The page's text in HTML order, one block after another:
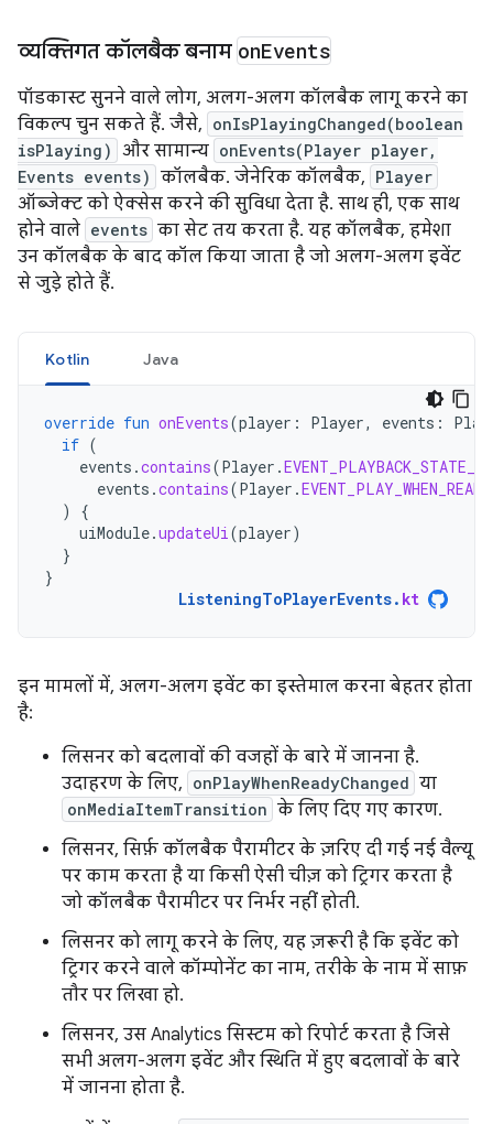
व्यक्तिगत कॉलबैक बनाम onEvents
पॉडकास्ट सुनने वाले लोग, अलग-अलग कॉलबैक लागू करने का
विकल्प चुन सकते हैं. जैसे, onIsPlayingChanged(boolean
isPlaying) और सामान्य onEvents(Player player,
Events events) कॉलबैक. जेनेरिक कॉलबैक, Player
ऑब्जेक्ट को ऐक्सेस करने की सुविधा देता है. साथ ही, एक साथ
होने वाले events का सेट तय करता है. यह कॉलबैक, हमेशा
उन कॉलबैक के बाद कॉल किया जाता है जो अलग-अलग इवेंट
से जुड़े होते हैं.
Kotlin Java
override fun onEvents(player : Player, events :
if (
events .contains(Player .
events .contains(Player .
)
{
uiModule.updateUi(player)
}
}
ListeningToPlayerEvents. kt
इन मामलों में, अलग-अलग इवेंट का इस्तेमाल करना बेहतर होता
है:
लिसनर को बदलावों की वजहों के बारे में जानना है.
उदाहरण के लिए, onPlayWhenReadyChanged या
onMediaItemTransition के लिए दिए गए कारण.
लिसनर, सिर्फ़ कॉलबैक पैरामीटर के ज़रिए दी गई नई वैल्यू
पर काम करता है या किसी ऐसी चीज़ को ट्रिगर करता है
जो कॉलबैक पैरामीटर पर निर्भर नहीं होती.
लिसनर को लागू करने के लिए, यह ज़रूरी है कि इवेंट को
ट्रिगर करने वाले कॉम्पोनेंट का नाम, तरीके के नाम में साफ़
तौर पर लिखा हो.
लिसनर, उस Analytics सिस्टम को रिपोर्ट करता है जिसे
सभी अलग-अलग इवेंट और स्थिति में हुए बदलावों के बारे
में जानना होता है.